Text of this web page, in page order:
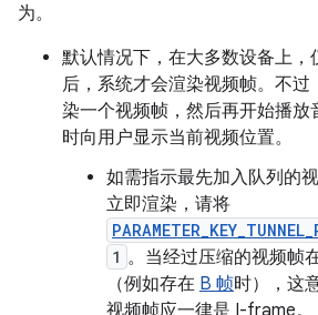
为。
默认情况下，在大多数设备上，
后，系统才会渲染视频帧。不过
染一个视频帧，然后再开始播放
时向用户显示当前视频位置。
如需指示最先加入队列的
立即渲染，请将
1 。当经过压缩的视频帧
（例如存在 B 帧时），这